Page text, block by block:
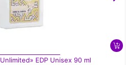
EDP Unisex 90 ml